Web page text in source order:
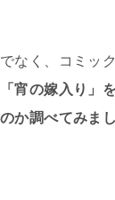
なく、コミッ
「宵の嫁入り」
か調べてみま